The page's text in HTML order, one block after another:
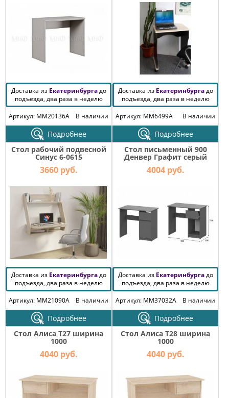
Доставка из Екатеринбургадо
подъезда, два раза в неделю
Артикул: MM20136A
В наличии
Подробнее
Доставка из Екатеринбургадо
подъезда, два раза в неделю
Артикул: MM6499A
В наличии
Подробнее
Стол рабочий подвесной
Синус 6-0615
3660 руб.
Доставка из Екатеринбургадо
подъезда, два раза в неделю
Артикул: MM21090A
В наличии
Подробнее
Стол письменный 900
Денвер Графит серый
4004 руб.
Доставка из Екатеринбургадо
подъезда, два раза в неделю
Артикул: MM37032A
В наличии
Подробнее
Стол Алиса T27 ширина
1000
4040 руб.
Стол Алиса T28 ширина
1000
4040 руб.
МЕБЕЛЬ
ВАННОЙ
МЕБЕЛЬ-
ТРАНСФОРМЕР
РАЗНАЯ
МЕБЕЛЬ
КОМОДЫ
ЖУРНАЛЬНЫЕ
СТОЛЫ
ТУАЛЕТНЫЕ
СТОЛИКИ
БАНКЕТКИ
ДИВАНЧИКИ
САДОВАЯ
МЕБЕЛЬ
ЗЕРКАЛА
ФАБРИКИ
МЕБЕЛИ